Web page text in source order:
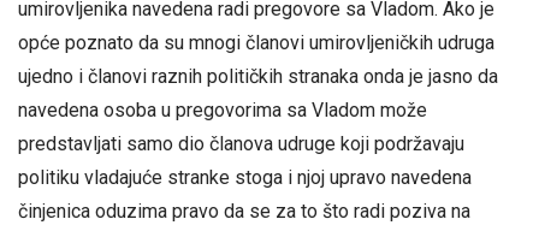
umirovljenika navedena radi pregovore sa Vladom. Ako je
opće poznato da su mnogi članovi umirovljeničkih udruga
ujedno i članovi raznih političkih stranaka onda je jasno da
navedena osoba u pregovorima sa Vladom može
predstavljati samo dio članova udruge koji podržavaju
politiku vladajuće stranke stoga i njoj upravo navedena
činjenica oduzima pravo da se za to što radi poziva na